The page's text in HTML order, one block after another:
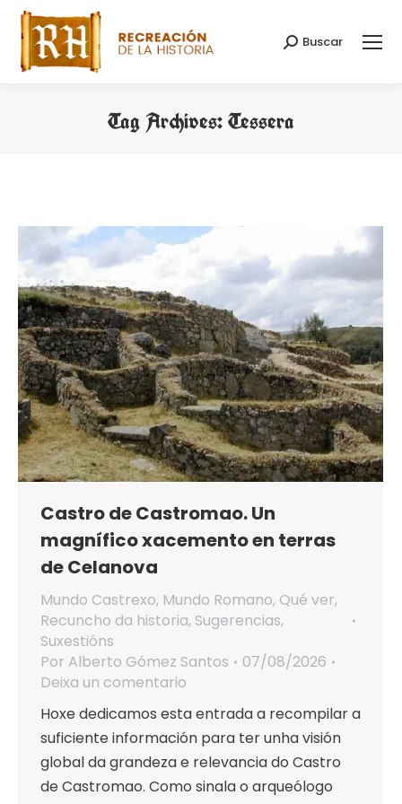
Search:
Buscar
Tag Archives:Tessera
Castro de Castromao. Un
magnífico xacemento en terras
de Celanova
Mundo Castrexo, Mundo Romano, Qué ver,
Recuncho da historia, Sugerencias,
Suxestións
Por Alberto Gómez Santos
07/08/2026
Deixa un comentario
Hoxe dedicamos esta entrada a recompilar a
suficiente información para ter unha visión
global da grandeza e relevancia do Castro
de Castromao. Como sinala o arqueólogo